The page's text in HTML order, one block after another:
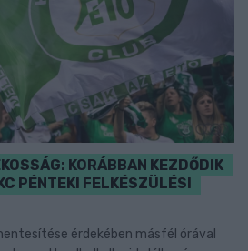
KORÁBBAN KEZDŐDIK
PÉNTEKI FELKÉSZÜLÉSI
érdekében másfél órával